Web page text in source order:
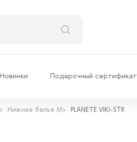
Новинки Подарочный сертификат
Нижнее бельё М PLANETE VIKI-STR